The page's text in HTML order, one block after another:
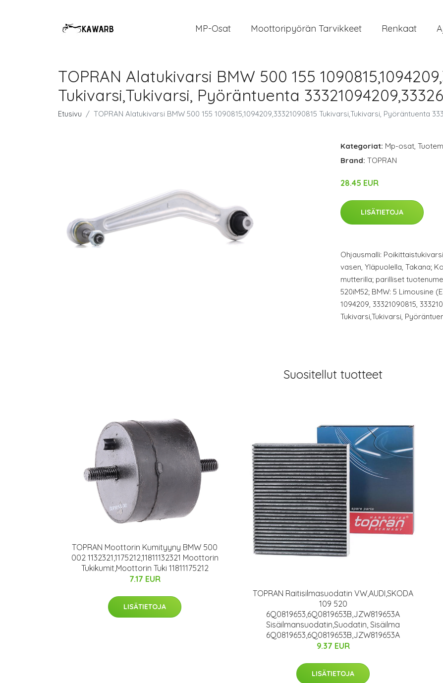
MP-Osat Moottoripyörän Tarvikkeet Renkaat
TOPRAN Alatukivarsi BMW 500 155
Tukivarsi,Tukivarsi, Pyöräntuenta
Etusivu TOPRAN Alatukivarsi BMW 500 155 1090815,1094209,33321090815 Tukivarsi,Tukivarsi, Pyöräntuenta
Kategoriat: Mp-osat,
Brand: TOPRAN
28.45 EUR
LISÄTIETOJA
Ohjausmalli:
vasen, Yläpuolella, Takana;
mutterilla; parilliset
520iM52; BMW: 5 Limousine
1094209, 33321090815,
Tukivarsi,Tukivarsi,
Suositellut tuotteet
TOPRAN Moottorin Kumityyny BMW 500
002 1132321,1175212,11811132321 Moottorin
Tukikumit,Moottorin Tuki 11811175212
7.17 EUR
LISÄTIETOJA
TOPRAN Raitisilmasuodatin VW,AUDI,SKODA
109 520
6Q0819653,6Q0819653B,JZW819653A
Sisäilmansuodatin,Suodatin, Sisäilma
6Q0819653,6Q0819653B,JZW819653A
9.37 EUR
LISÄTIETOJA